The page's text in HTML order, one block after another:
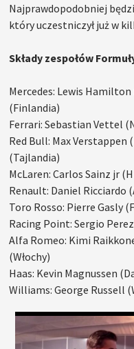
Najprawdopodobniej
który uczestniczył już w
Składy zespołów
Mercedes: Lewis
(Finlandia)
Ferrari: Sebastian Vettel
Red Bull: Max
(Tajlandia)
McLaren: Carlos Sainz jr
Renault: Daniel Ricciardo
Toro Rosso: Pierre Gasly
Racing Point: Sergio
Alfa Romeo: Kimi
(Włochy)
Haas: Kevin Magnussen
Williams: George Russell